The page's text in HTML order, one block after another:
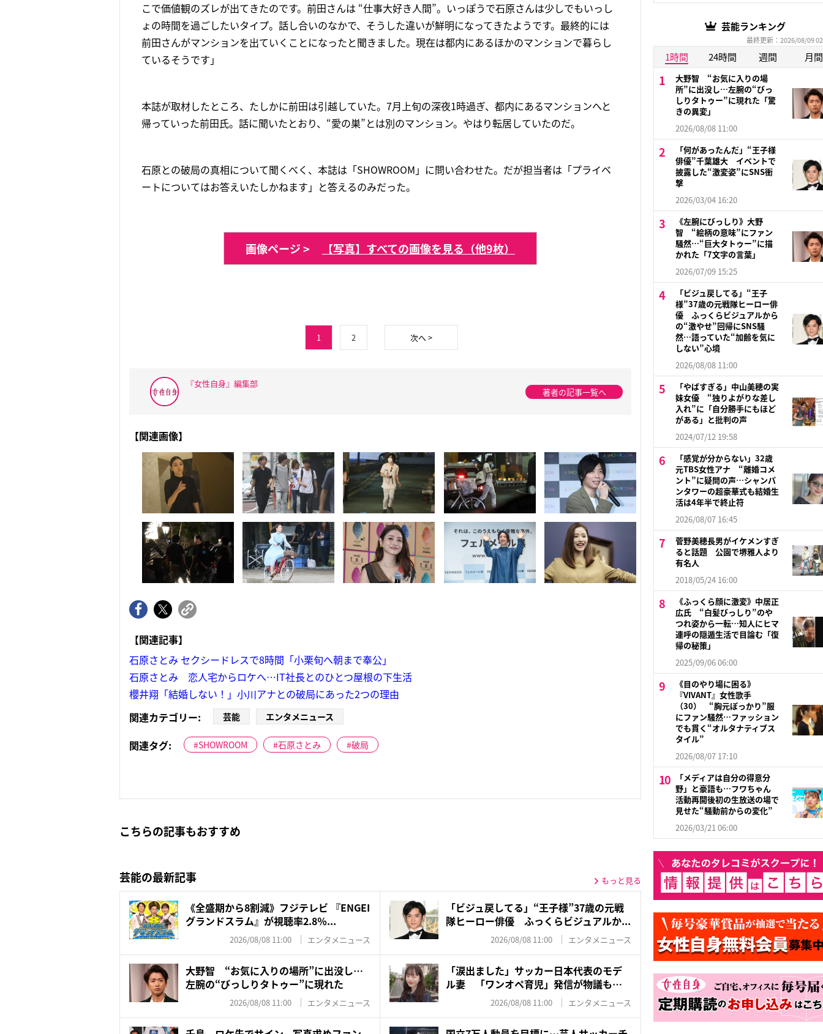
こで価値観のズレが出てきたのです。前田さんは “仕事大好き人間”。いっぽうで石原さんは少しでもいっし
ょの時間を過ごしたいタイプ。話し合いのなかで、そうした違いが鮮明になってきたようです。最終的には
前田さんがマンションを出ていくことになったと聞きました。現在は都内にあるほかのマンションで暮らし
ているそうです」
本誌が取材したところ、たしかに前田は引越していた。7月上旬の深夜1時過ぎ、都内にあるマンションへと
帰っていった前田氏。話に聞いたとおり、“愛の巣”とは別のマンション。やはり転居していたのだ。
石原との破局の真相について聞くべく、本誌は「SHOWROOM」に問い合わせた。だが担当者は「プライベ
ートについてはお答えいたしかねます」と答えるのみだった。
画像ページ > 【写真】すべての画像を見る（他9枚）
1 2 次へ >
『女性自身』編集部
著者の記事一覧へ
【関連画像】
【関連記事】
石原さとみ セクシードレスで8時間「小栗旬へ朝まで奉公」
石原さとみ 恋人宅からロケへ…IT社長とのひとつ屋根の下生活
櫻井翔「結婚しない！」小川アナとの破局にあった2つの理由
関連カテゴリー:
芸能 エンタメニュース
関連タグ: SHOWROOM 石原さとみ 破局
こちらの記事もおすすめ
芸能の最新記事 もっと見る
《全盛期から8割減》フジテレビ 『ENGEI
グランドスラム』が視聴率2.8％...
2026/08/08 11:00 エンタメニュース
「ビジュ戻してる」“王子様”37歳の元戦
隊ヒーロー俳優 ふっくらビジュアルか...
2026/08/08 11:00 エンタメニュース
大野智 “お気に入りの場所”に出没し…
左腕の“びっしりタトゥー”に現れた
2026/08/08 11:00 エンタメニュース
「涙出ました」サッカー日本代表のモデ
ル妻 「ワンオペ育児」発信が物議も…
2026/08/08 11:00 エンタメニュース
芸能ランキング
最終更新：2026/08/09
1時間 24時間 週間 月間
大野智 “お気に入りの場
所”に出没し…左腕の“びっ
しりタトゥー”に現れた「驚
きの異変」
2026/08/08 11:00
「何があったんだ」“王子様
俳優”千葉雄大 イベントで
披露した“激変姿”にSNS衝
撃
2026/03/04 16:20
《左腕にびっしり》大野
智 “絵柄の意味”にファン
騒然…“巨大タトゥー”に描
かれた「7文字の言葉」
2026/07/09 15:25
「ビジュ戻してる」“王子
様”37歳の元戦隊ヒーロー俳
優 ふっくらビジュアルから
の“激やせ”回帰にSNS騒
然…語っていた“加齢を気に
しない”心境
2026/08/08 11:00
「やばすぎる」中山美穂の実
妹女優 “独りよがりな差し
入れ”に「自分勝手にもほど
がある」と批判の声
2024/07/12 19:58
「感覚が分からない」32歳
元TBS女性アナ “離婚コメ
ント”に疑問の声…シャンパ
ンタワーの超豪華式も結婚生
活は4年半で終止符
2026/08/07 16:45
菅野美穂長男がイケメンすぎ
ると話題 公園で堺雅人より
有名人
2018/05/24 16:00
《ふっくら顔に激変》中居正
広氏 “白髪びっしり”のや
つれ姿から一転…知人にヒマ
連呼の隠遁生活で目論む「復
帰の秘策」
2025/09/06 06:00
《目のやり場に困る》
『VIVANT』女性歌手
（30） “胸元ぽっかり”服
にファン騒然…ファッション
でも貫く“オルタナティブス
タイル”
2026/08/07 17:10
「メディアは自分の得意分
野」と豪語も…フワちゃん
活動再開後初の生放送の場で
見せた“騒動前からの変化”
2026/03/21 06:00